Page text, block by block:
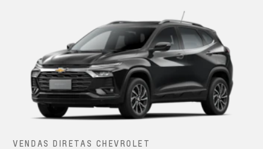
VENDAS DIRETAS CHEVROLET